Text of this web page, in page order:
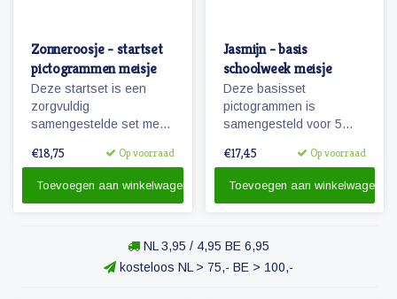
Zonneroosje - startset
pictogrammen meisje
Deze startset is een
zorgvuldig
samengestelde set met
pictogrammen voor een
dagen planning.
€18,75 Op voorraad
Toevoegen aan winkelwagen
Jasmijn - basis
schoolweek meisje
Deze basisset
pictogrammen is
samengesteld voor 5
hoofdactiviteiten van /
schoolweek)
€17,45 Op voorraad
Toevoegen aan winkelwagen
NL 3,95 / 4,95 BE 6,95
kosteloos NL > 75,- BE > 100,-